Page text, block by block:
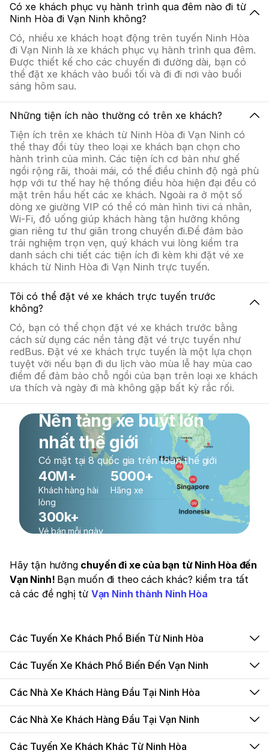
Có xe khách phục vụ hành trình qua đêm nào đi từ
Ninh Hòa đi Vạn Ninh không?
Có, nhiều xe khách hoạt động trên tuyến Ninh Hòa
đi Vạn Ninh là xe khách phục vụ hành trình qua đêm.
Được thiết kế cho các chuyến đi đường dài, bạn có
thể đặt xe khách vào buổi tối và đi đi nơi vào buổi
sáng hôm sau.
Những tiện ích nào thường có trên xe khách?
Tiện ích trên xe khách từ Ninh Hòa đi Vạn Ninh có
thể thay đổi tùy theo loại xe khách bạn chọn cho
hành trình của mình. Các tiện ích cơ bản như ghế
ngồi rộng rãi, thoải mái, có thể điều chỉnh độ ngả phù
hợp với tư thế hay hệ thống điều hòa hiện đại đều có
mặt trên hầu hết các xe khách. Ngoài ra ở một số
dòng xe giường VIP có thể có màn hình tivi cá nhân,
Wi-Fi, đồ uống giúp khách hàng tận hưởng không
gian riêng tư thư giãn trong chuyến đi.Để đảm bảo
trải nghiệm trọn vẹn, quý khách vui lòng kiểm tra
danh sách chi tiết các tiện ích đi kèm khi đặt vé xe
khách từ Ninh Hòa đi Vạn Ninh trực tuyến.
Tôi có thể đặt vé xe khách trực tuyến trước
không?
Có, bạn có thể chọn đặt vé xe khách trước bằng
cách sử dụng các nền tảng đặt vé trực tuyến như
redBus. Đặt vé xe khách trực tuyến là một lựa chọn
tuyệt vời nếu bạn đi du lịch vào mùa lễ hay mùa cao
điểm để đảm bảo chỗ ngồi của bạn trên loại xe khách
ưa thích và ngày đi mà không gặp bất kỳ rắc rối.
Nền tảng xe buýt lớn
nhất thế giới
Có mặt tại 8 quốc gia trên toàn thế giới
40M+
Khách hàng hài
lòng
5000+
Hãng xe
300k+
Vé bán mỗi ngày
Hãy tận hưởng chuyến đi xe của bạn từ Ninh Hòa đến
Vạn Ninh! Bạn muốn đi theo cách khác? kiểm tra tất
cả các đề nghị từ Vạn Ninh thành Ninh Hòa
Các Tuyến Xe Khách Phổ Biến Từ Ninh Hòa
Các Tuyến Xe Khách Phổ Biến Đến Vạn Ninh
Các Nhà Xe Khách Hàng Đầu Tại Ninh Hòa
Các Nhà Xe Khách Hàng Đầu Tại Vạn Ninh
Các Tuyến Xe Khách Khác Từ Ninh Hòa